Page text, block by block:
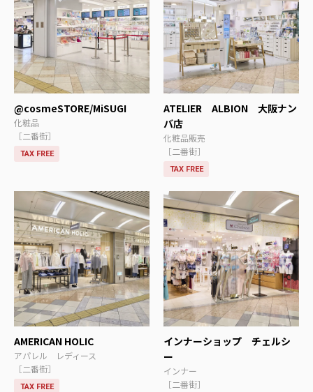
@cosmeSTORE/MiSUGI
化粧品
［二番街］
TAX FREE
ATELIER ALBION 大阪ナン
バ店
化粧品販売
［二番街］
TAX FREE
AMERICAN HOLIC
アパレル レディース
［二番街］
TAX FREE
インナーショップ チェルシ
ー
インナー
［二番街］